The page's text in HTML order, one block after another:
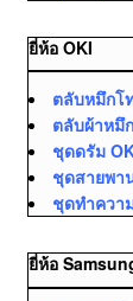
ยี่ห้อ OKI
ตลับหมึกโ
ตลับผ้าหมึ
ชุดดรัม
ชุดสายพา
ชุดทำควา
ยี่ห้อ